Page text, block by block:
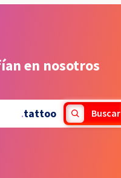
en nosotros
.tattoo Buscar